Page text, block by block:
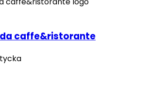
caffe&ristorante